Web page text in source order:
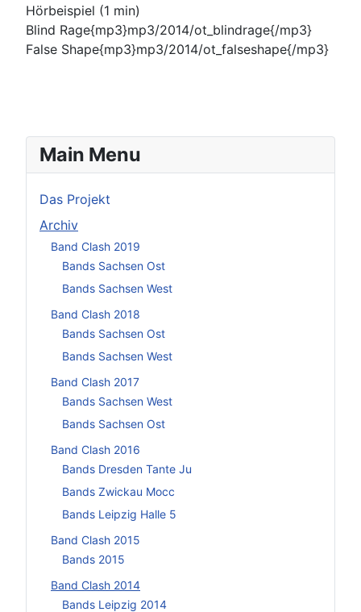
Main Menu
Das Projekt
Archiv
Band Clash 2019
Bands Sachsen Ost
Bands Sachsen West
Band Clash 2018
Bands Sachsen Ost
Bands Sachsen West
Band Clash 2017
Bands Sachsen West
Bands Sachsen Ost
Band Clash 2016
Bands Dresden Tante Ju
Bands Zwickau Mocc
Bands Leipzig Halle 5
Band Clash 2015
Bands 2015
Band Clash 2014
Bands Leipzig 2014
Hörbeispiel (1 min)
Blind Rage{mp3}mp3/2014/ot_blindrage{/mp3}
False Shape{mp3}mp3/2014/ot_falseshape{/mp3}